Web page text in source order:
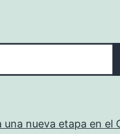
una nueva etapa en el